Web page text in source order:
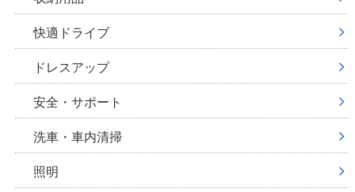
快適ドライブ
ドレスアップ
安全・サポート
洗車・車内清掃
照明